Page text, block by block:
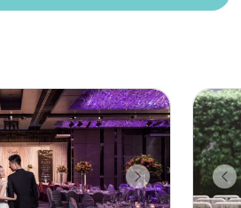
Next